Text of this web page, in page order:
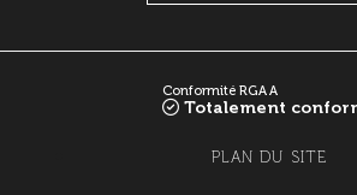
Conformité RGAA
Totalement
PLAN DU SITE